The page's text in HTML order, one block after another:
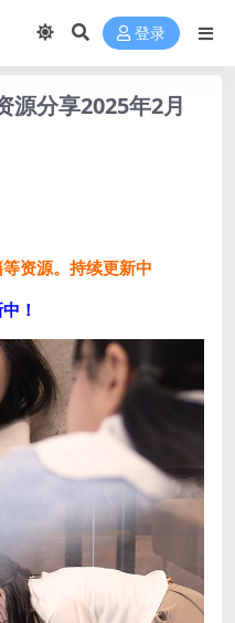
登录
源分享2025年2月
资源。持续更新中
！